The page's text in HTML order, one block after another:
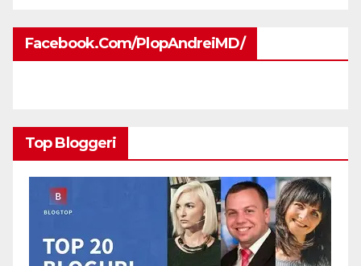
Facebook.com/PlopAndreiMD/
Top Bloggeri